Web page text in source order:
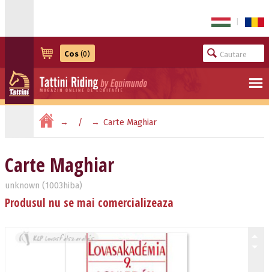
Cos (0)
Carte Maghiar
Carte Maghiar
unknown (1003hiba)
Produsul nu se mai comercializeaza